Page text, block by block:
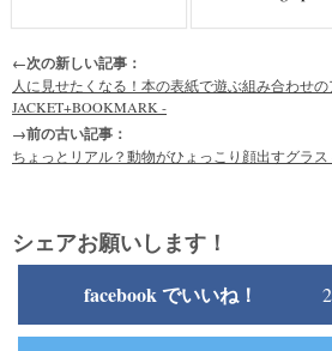
←次の新しい記事：
人に見せたくなる！本の表紙で遊ぶ組み合わせ
JACKET+BOOKMARK -
→前の古い記事：
ちょっとリアル？動物がひょっこり顔出すグラス
シェアお願いします！
facebook でいいね！